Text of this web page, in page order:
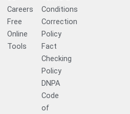
Careers
Free
Online
Tools
Conditions
Correction
Policy
Fact
Checking
Policy
DNPA
Code
of